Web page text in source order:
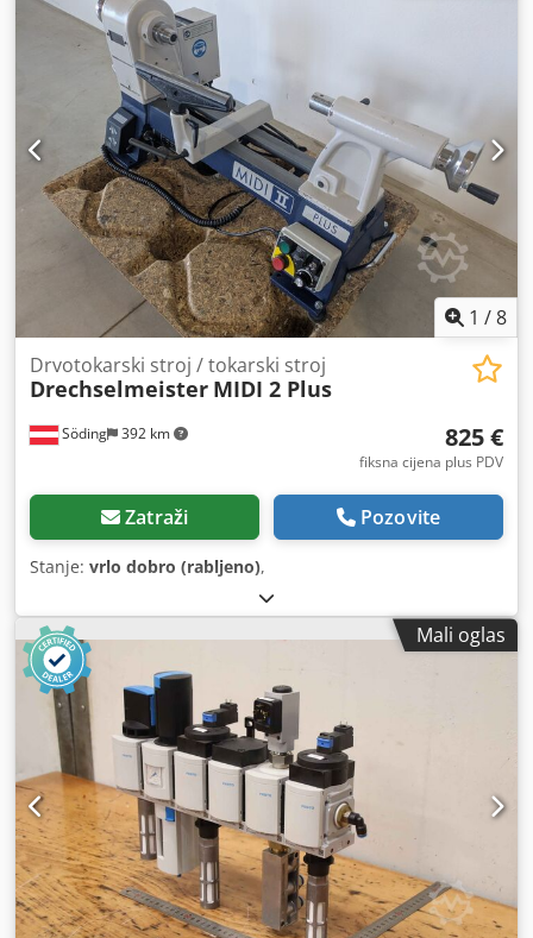
1 /8
Söding 392 km
Drvotokarski stroj / tokarski stroj
Drechselmeister MIDI 2 Plus
825 €
fiksna cijena plus PDV
Zatraži Pozovite
Stanje: vrlo dobro (rabljeno),
Mali oglas